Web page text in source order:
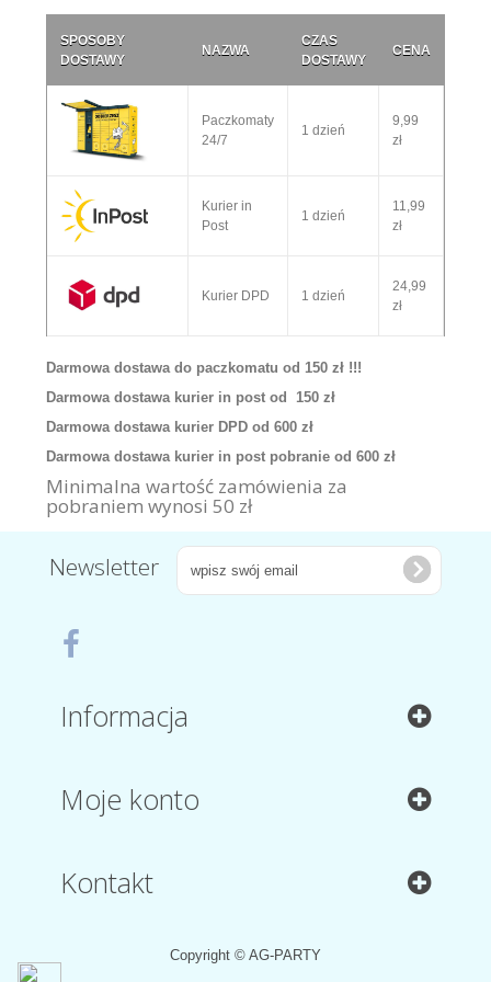
SPOSOBY
DOSTAWY
NAZWA
CZAS
DOSTAWY
CENA
Paczkomaty
24/7
1 dzień
9,99
zł
Kurier in
Post
1 dzień
11,99
zł
Kurier DPD 1 dzień
24,99
zł
Darmowa dostawa do paczkomatu od 150 zł !!!
Darmowa dostawa kurier in post od 150 zł
Darmowa dostawa kurier DPD od 600 zł
Darmowa dostawa kurier in post pobranie od 600 zł
Minimalna wartość zamówienia za
pobraniem wynosi 50 zł
Newsletter
Informacja
Moje konto
Kontakt
Copyright © AG-PARTY